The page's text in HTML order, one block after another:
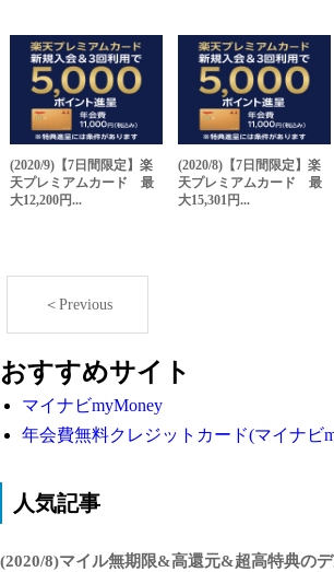
(2020/9)【7日間限定】楽
天プレミアムカード 最
大12,200円...
(2020/8)【7日間限定】楽
天プレミアムカード 最
大15,301円...
＜Previous
おすすめサイト
マイナビmyMoney
年会費無料クレジットカード(マイナビ
人気記事
(2020/8)マイル無期限&高還元&超高特典の